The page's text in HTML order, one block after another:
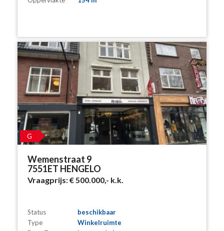
G
Wemenstraat 9
7551ET HENGELO
Vraagprijs:€ 500.000,- k.k.
Status
beschikbaar
Type
Winkelruimte